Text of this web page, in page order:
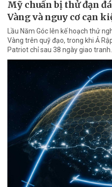
Mỹ chuẩn bị thử đạn
Vàng và nguy cơ cạn
Lầu Năm Góc lên kế hoạch thử
Vàng trên quỹ đạo, trong khi Ả
Patriot chỉ sau 38 ngày giao tranh.